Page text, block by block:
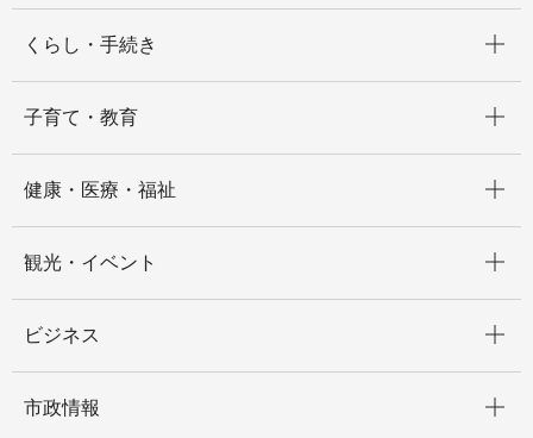
くらし・手続き
子育て・教育
健康・医療・福祉
観光・イベント
ビジネス
市政情報